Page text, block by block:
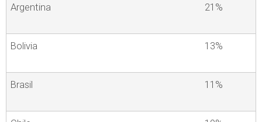
Argentina 21%
Bolivia 13%
Brasil 11%